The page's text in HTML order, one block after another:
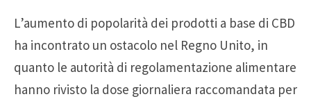
L’aumento di popolarità dei prodotti a base di CBD
ha incontrato un ostacolo nel Regno Unito, in
quanto le autorità di regolamentazione alimentare
hanno rivisto la dose giornaliera raccomandata per